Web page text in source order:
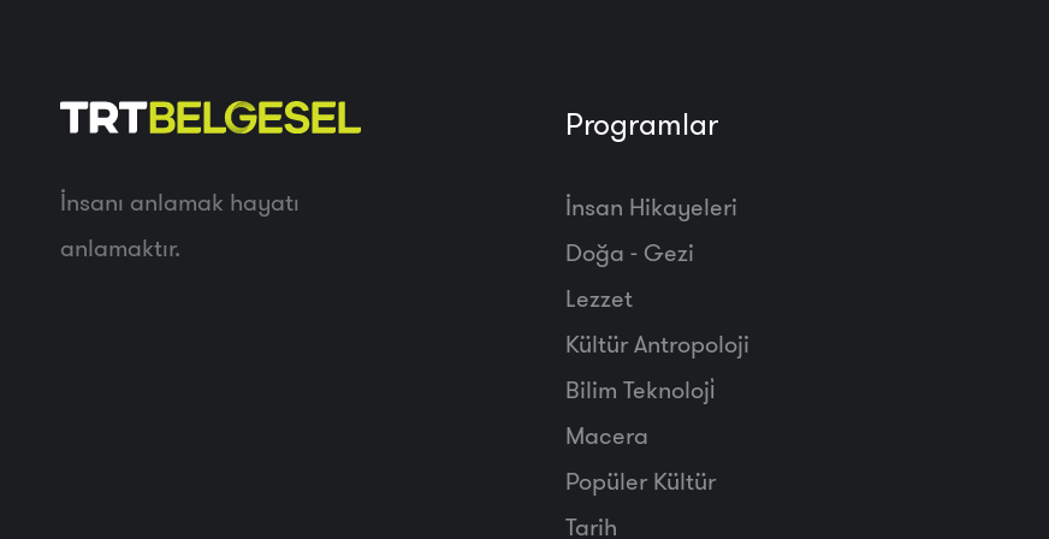
İnsanı anlamak hayatı
anlamaktır.
Programlar
İnsan Hikayeleri
Doğa - Gezi
Lezzet
Kültür Antropoloji
Bilim Teknoloji̇
Macera
Popüler Kültür
Tarih